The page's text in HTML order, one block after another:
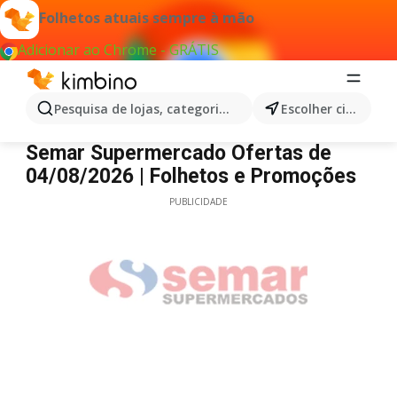
Folhetos atuais sempre à mão
Adicionar ao Chrome - GRÁTIS
Pesquisa de lojas, categorias,produtos... Escolher cidade
Semar Supermercado
Semar Supermercado Ofertas de
04/08/2026 | Folhetos e Promoções
PUBLICIDADE